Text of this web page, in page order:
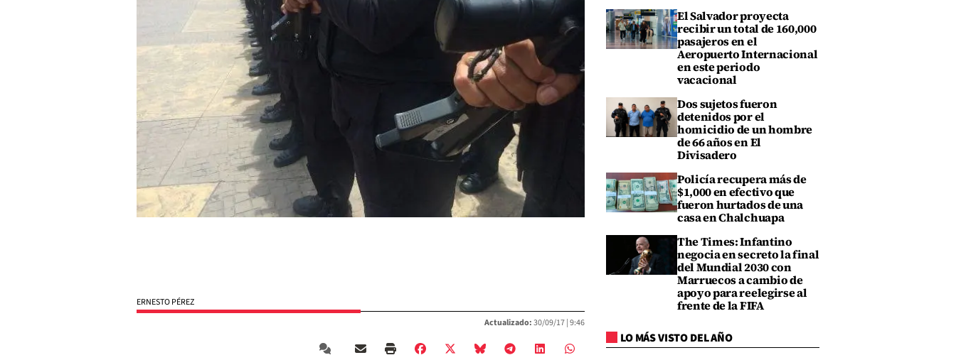
ERNESTO PÉREZ
Actualizado:30/09/17 |9:46
El Salvador proyecta
recibir un total de 160,000
pasajeros en el
Aeropuerto Internacional
en este periodo
vacacional
Dos sujetos fueron
detenidos por el
homicidio de un hombre
de 66 años en El
Divisadero
Policía recupera más de
$1,000 en efectivo que
fueron hurtados de una
casa en Chalchuapa
The Times: Infantino
negocia en secreto la final
del Mundial 2030 con
Marruecos a cambio de
apoyo para reelegirse al
frente de la FIFA
LO MÁS VISTO DEL AÑO